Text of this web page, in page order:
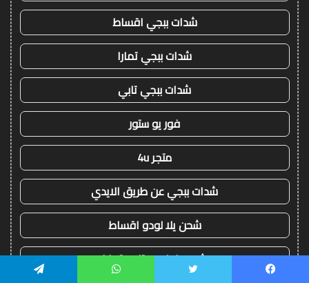
شدات ببجي اقساط
شدات ببجي تمارا
شدات ببجي تابي
فور يو ستور
متجر 4u
شدات ببجي عن طريق الايدي
شحن يلا لودو اقساط
شحن يلا لودو تابي تمارا